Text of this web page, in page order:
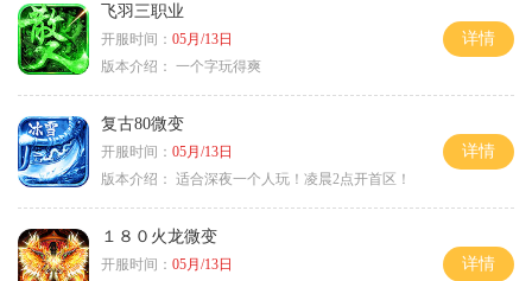
飞羽三职业
开服时间： 05月/13日
版本介绍： 一个字玩得爽
详情
复古80微变
开服时间： 05月/13日
版本介绍： 适合深夜一个人玩！凌晨2点开首区！
详情
１８０火龙微变
开服时间： 05月/13日
详情